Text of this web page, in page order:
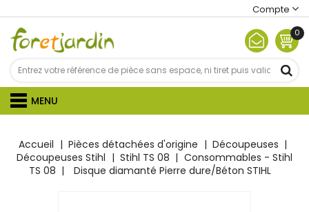
Compte
0
MENU
Accueil Pièces détachées d'origine
Découpeuses
Découpeuses Stihl
Stihl TS 08
Consommables - Stihl
TS 08
Disque diamanté Pierre dure/Béton STIHL